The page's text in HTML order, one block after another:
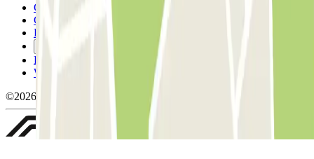
Conditions générales d'utilisation et contrat
Conditions d'annulation
Politique relative aux cookies
Politique de confidentialité
Whistleblowing
©2026 Parclick. Tous droits réservés